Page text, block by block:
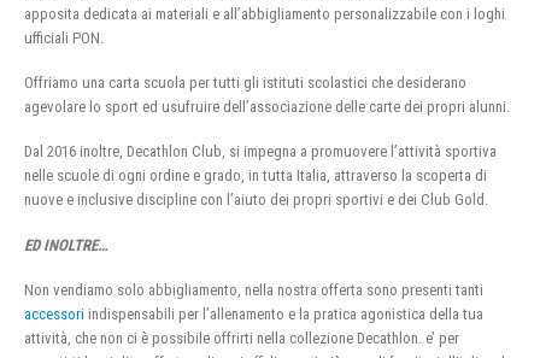
apposita dedicata ai materiali e all’abbigliamento personalizzabile con i loghi
ufficiali PON.
Offriamo una carta scuola per tutti gli istituti scolastici che desiderano
agevolare lo sport ed usufruire dell’associazione delle carte dei propri alunni.
Dal 2016 inoltre, Decathlon Club, si impegna a promuovere l’attività sportiva
nelle scuole di ogni ordine e grado, in tutta Italia, attraverso la scoperta di
nuove e inclusive discipline con l’aiuto dei propri sportivi e dei Club Gold.
ED INOLTRE…
Non vendiamo solo abbigliamento, nella nostra offerta sono presenti tanti
accessori indispensabili per l’allenamento e la pratica agonistica della tua
attività, che non ci è possibile offrirti nella collezione Decathlon. e’ per